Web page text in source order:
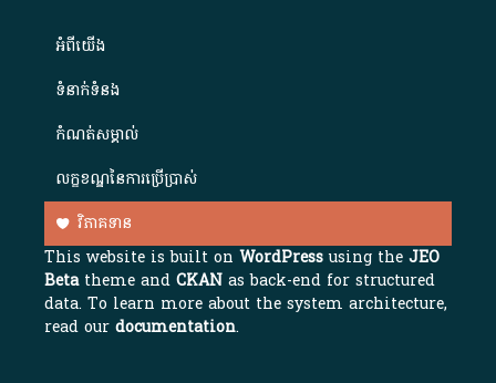
អំពី​យើង​
ទំនាក់ទំនង
កំណត់សម្គាល់
លក្ខខណ្ឌនៃការប្រើប្រាស់
វិភាគទាន
This website is built onWordPressusing theJEO
Betatheme andCKAN as back-end for structured
data. To learn more about the system architecture,
read ourdocumentation.